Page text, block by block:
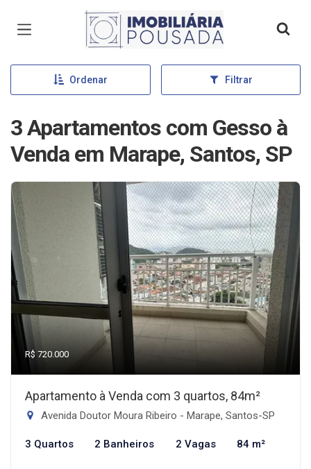
Página inicial
Ordenar Filtrar
3 Apartamentos com Gesso à
Venda em Marape, Santos, SP
R$ 720.000
Apartamento à Venda com 3 quartos, 84m²
Avenida Doutor Moura Ribeiro - Marape, Santos-SP
3 Quartos 2 Banheiros 2 Vagas 84 m²